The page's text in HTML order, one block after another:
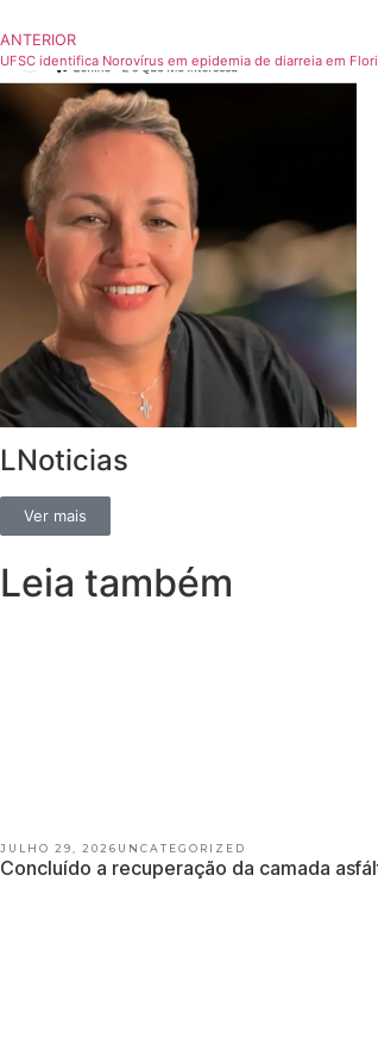
ANTERIOR
UFSC identifica Norovírus em epidemia de diarreia em
LNoticias
Ver mais
Leia também
JULHO 29, 2026 UNCATEGORIZED
Concluído a recuperação da camada